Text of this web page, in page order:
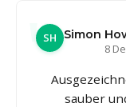
SH Simon
8
sauber